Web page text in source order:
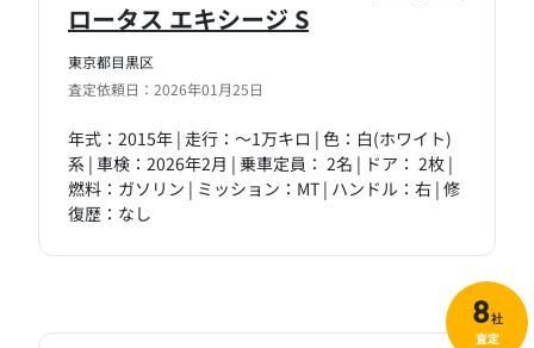
東京都目黒区
査定依頼日：2026年01月25日
ロータス エキシージ S
年式：2015年 | 走行：～1万キロ | 色：白(ホワイト)
系 | 車検：2026年2月 | 乗車定員： 2名 | ドア： 2枚 |
燃料：ガソリン | ミッション：MT | ハンドル：右 | 修
復歴：なし
8社
査定